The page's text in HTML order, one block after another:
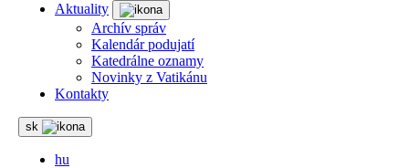
Aktuality
Archív správ
Kalendár podujatí
Katedrálne oznamy
Novinky z Vatikánu
Kontakty
sk
hu